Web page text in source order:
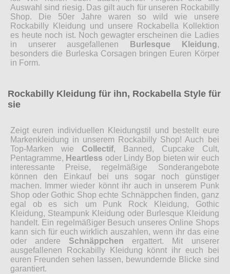
Auswahl sind riesig. Das gilt auch für unseren Rockabilly
Shop. Die 50er Jahre waren so wild wie unsere
Rockabilly Kleidung und unsere Rockabella Kollektion
es heute noch ist. Noch gewagter erscheinen die Ladies
in unserer ausgefallenen
Burlesque Kleidung,
besonders die Burleska Corsagen bringen Euren Körper
in Form.
Rockabilly Kleidung für ihn, Rockabella Style für
sie
Zeigt euren individuellen Kleidungstil und bestellt eure
Markenkleidung in unserem Rockabilly Shop! Auch bei
Top-Marken wie Collectif, Banned, Cupcake Cult,
Pentagramme, Heartless oder Lindy Bop bieten wir euch
interessante Preise, regelmäßige Sonderangebote
können den Einkauf bei uns sogar noch günstiger
machen. Immer wieder könnt ihr auch in unserem Punk
Shop oder Gothic Shop echte Schnäppchen finden, ganz
egal ob es sich um Punk Rock Kleidung, Gothic
Kleidung, Steampunk Kleidung oder Burlesque Kleidung
handelt. Ein regelmäßiger Besuch unseres Online Shops
kann sich für euch wirklich auszahlen, wenn ihr das eine
oder andere Schnäppchen ergattert. Mit unserer
ausgefallenen Rockabilly Kleidung könnt ihr euch bei
euren Freunden sehen lassen, bewundernde Blicke sind
garantiert.